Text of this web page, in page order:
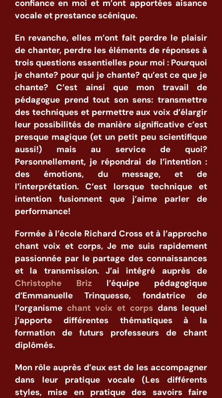
confiance en moi et m’ont apportées aisance
vocale et prestance scénique.
En revanche, elles m’ont fait perdre le plaisir
de chanter, perdre les éléments de réponses à
trois questions essentielles pour moi : Pourquoi
je chante? pour qui je chante? qu’est ce que je
chante?C’est ainsi que mon travail de
pédagogue prend tout son sens: transmettre
des techniques et permettre aux voix d’élargir
leur possibilités de manière significative c’est
presque magique (et un petit peu scientifique
aussi!) mais au service de quoi?
Personnellement, je répondrai de l’intention :
des émotions, du message, et de
l’interprétation.C’est lorsque technique et
intention fusionnent que j’aime parler de
performance!
Formée à l’école Richard Cross et à l’approche
chant voix et corps, Je me suis rapidement
passionnée par le partage des connaissances
et la transmission. J’ai intégré auprès de
Christophe Briz l’équipe pédagogique
d’Emmanuelle Trinquesse, fondatrice de
l’organismechant voix et corps dans lequel
j’apporte différentes thématiques à la
formation de futurs professeurs de chant
diplômés.
Mon rôle auprès d’eux est de les accompagner
dans leur pratique vocale (Les différents
styles, mise en pratique des savoirs faire